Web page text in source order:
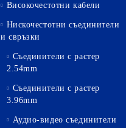
Високочестотни кабели
Нискочестотни съединители
и свръзки
Съединители с растер
2.54mm
Съединители с растер
3.96mm
Аудио-видео съединители